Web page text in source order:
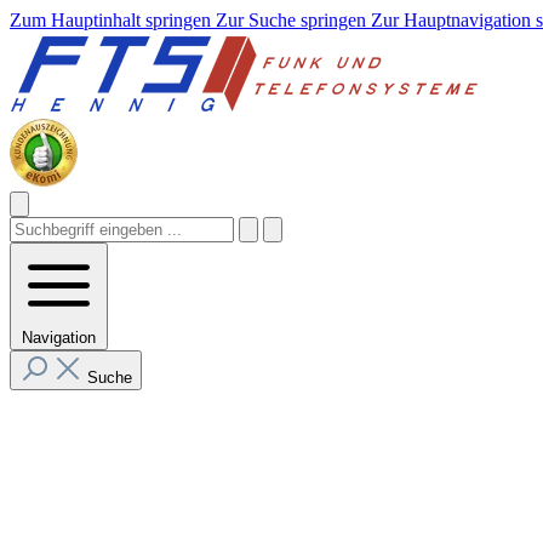
Zum Hauptinhalt springen Zur Suche springen Zur Hauptnavigation
Navigation
Suche